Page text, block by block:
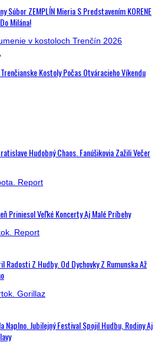
Súbor ZEMPLÍN Mieria S Predstavením KORENE
Milána!
Kostoly Počas Otváracieho Víkendu
Hudobný Chaos. Fanúšikovia Zažili Večer
Priniesol Veľké Koncerty Aj Malé Príbehy
Z Hudby. Od Dychovky Z Rumunska Až
Naplno. Jubilejný Festival Spojil Hudbu, Rodiny Aj